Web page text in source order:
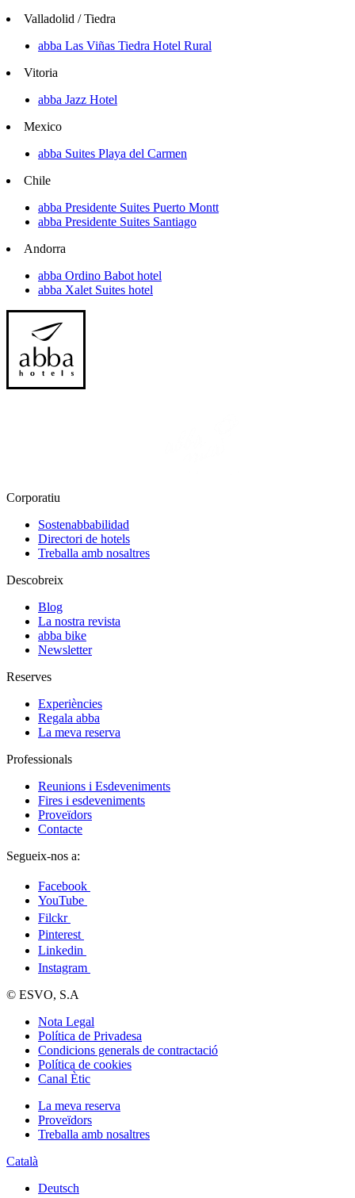
Valladolid / Tiedra
abba Las Viñas Tiedra Hotel Rural
Vitoria
abba Jazz Hotel
Mexico
abba Suites Playa del Carmen
Chile
abba Presidente Suites Puerto Montt
abba Presidente Suites Santiago
Andorra
abba Ordino Babot hotel
abba Xalet Suites hotel
Corporatiu
Sostenabbabilidad
Directori de hotels
Treballa amb nosaltres
Descobreix
Blog
La nostra revista
abba bike
Newsletter
Reserves
Experiències
Regala abba
La meva reserva
Professionals
Reunions i Esdeveniments
Fires i esdeveniments
Proveïdors
Contacte
Segueix-nos a:
Facebook
YouTube
Filckr
Pinterest
Linkedin
Instagram
© ESVO, S.A
Nota Legal
Política de Privadesa
Condicions generals de contractació
Política de cookies
Canal Ètic
La meva reserva
Proveïdors
Treballa amb nosaltres
Català
Deutsch